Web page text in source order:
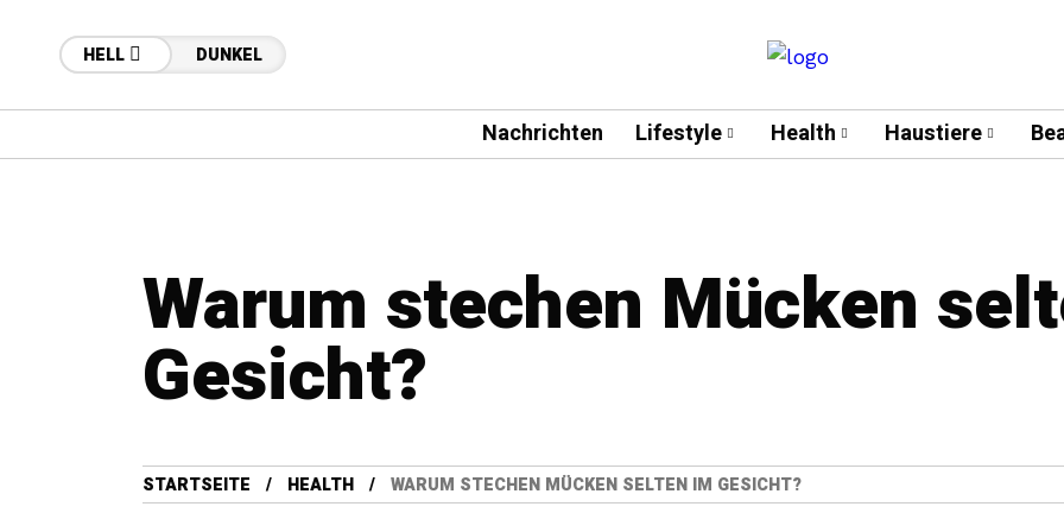
HELL DUNKEL
Nachrichten Lifestyle Health Haustiere
Warum stechen Mücken
Gesicht?
STARTSEITE HEALTH WARUM STECHEN MÜCKEN SELTEN IM GESICHT?